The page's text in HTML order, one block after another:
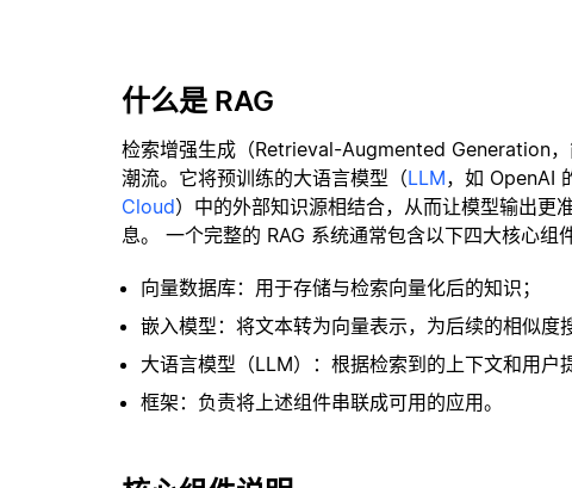
什么是 RAG
检索增强生成（Retrieval-Augmented Generation
潮流。它将预训练的大语言模型（LLM，如 OpenAI
Cloud）中的外部知识源相结合，从而让模型输出更
息。 一个完整的 RAG 系统通常包含以下四大核心组件
向量数据库：用于存储与检索向量化后的知识；
嵌入模型：将文本转为向量表示，为后续的相似度
大语言模型（LLM）：根据检索到的上下文和用户
框架：负责将上述组件串联成可用的应用。